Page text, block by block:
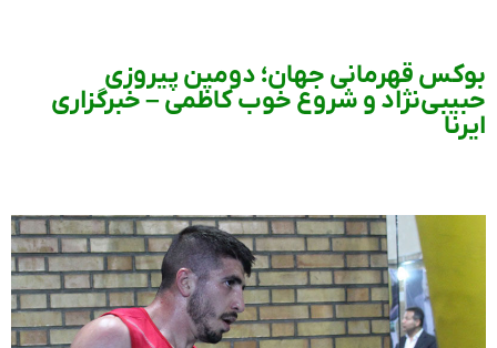
بوکس قهرمانی جهان؛ دومین پیروزی
حبیبی‌نژاد و شروع خوب کاظمی – خبرگزاری
ایرنا